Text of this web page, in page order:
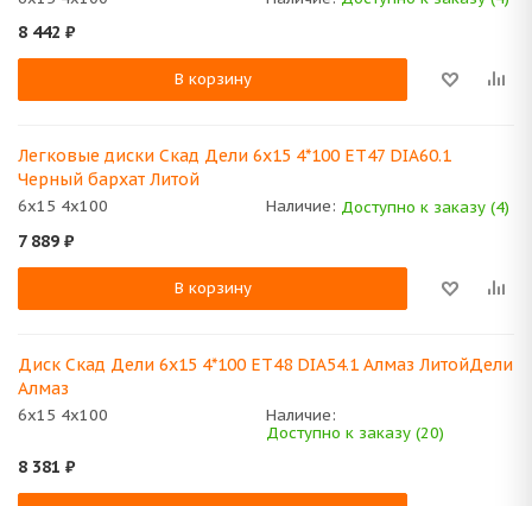
8 442 ₽
В корзину
Легковые диски Скад Дели 6x15 4*100 ET47 DIA60.1
Черный бархат Литой
6x15 4x100 Наличие: Доступно к заказу (4)
7 889 ₽
В корзину
Диск Скад Дели 6x15 4*100 ET48 DIA54.1 Алмаз ЛитойДели
Алмаз
6x15 4x100
Наличие:
Доступно к заказу (20)
8 381 ₽